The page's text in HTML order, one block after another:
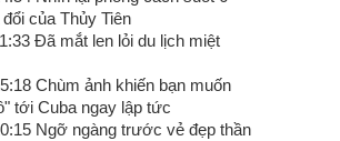
của Thủy Tiên
Đã mắt len lỏi du lịch miệt
Chùm ảnh khiến bạn muốn
tới Cuba ngay lập tức
Ngỡ ngàng trước vẻ đẹp thần